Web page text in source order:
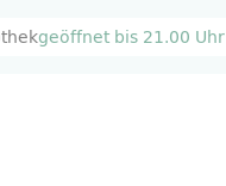
Zur Suche springen
geöffnet bis 21.00 Uhr